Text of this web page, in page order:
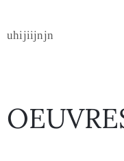
uhijiijnjn